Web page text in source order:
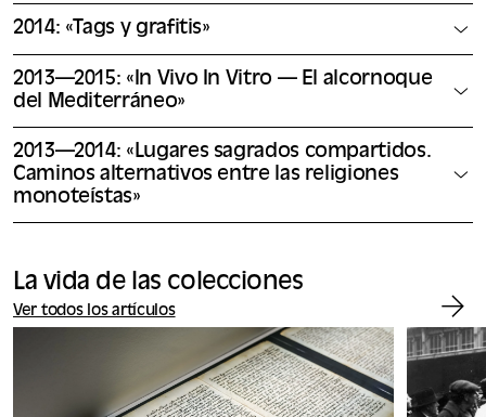
2014: «Tags y grafitis»
2013—2015: «In Vivo In Vitro — El alcornoque
del Mediterráneo»
2013—2014: «Lugares sagrados compartidos.
Caminos alternativos entre las religiones
monoteístas»
La vida de las colecciones
Ver todos los artículos